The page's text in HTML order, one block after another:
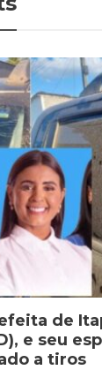
de
e seu
a tiros